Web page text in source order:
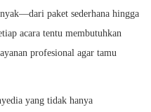
paket sederhana hingga
acara tentu membutuhkan
profesional agar tamu
yang tidak hanya